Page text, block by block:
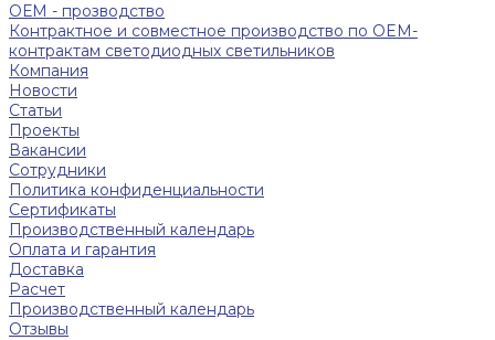
ОЕМ - прозводство
Контрактное и совместное производство по OEM-
контрактам светодиодных светильников
Компания
Новости
Статьи
Проекты
Вакансии
Сотрудники
Политика конфиденциальности
Сертификаты
Производственный календарь
Оплата и гарантия
Доставка
Расчет
Производственный календарь
Отзывы